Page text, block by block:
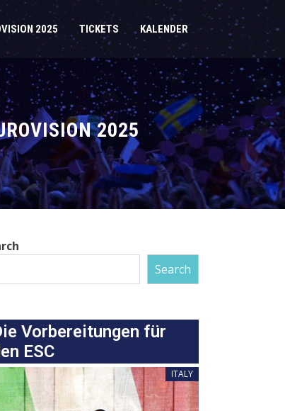
2025 TICKETS KALENDER
2025
Search
Vorbereitungen für
ESC
ITALY